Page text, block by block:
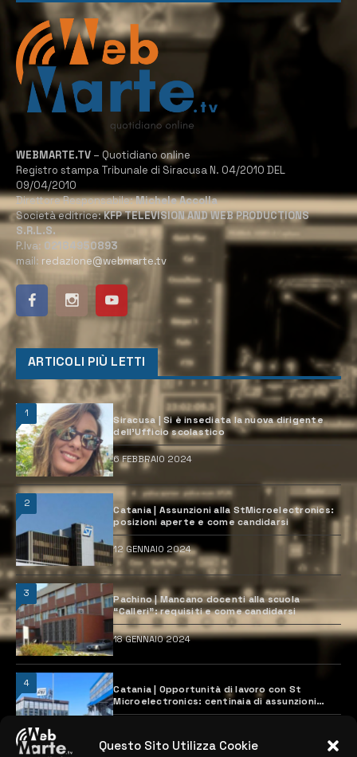
Questo Sito Utilizza Cookie
WEBMARTE.TV – Quotidiano online
Registro stampa Tribunale di Siracusa N. 04/2010 DEL
09/04/2010
Direttore Responsabile:Michele Accolla
Società editrice:KFP TELEVISION AND WEB PRODUCTIONS
S.R.L.S.
P.Iva: 02184950893
mail: redazione@webmarte.tv
ARTICOLI PIÙ LETTI
1
Siracusa | Si è insediata la nuova dirigente
dell’Ufficio scolastico
6 FEBBRAIO 2024
2
Catania | Assunzioni alla StMicroelectronics:
posizioni aperte e come candidarsi
12 GENNAIO 2024
3
Pachino | Mancano docenti alla scuola
“Calleri”: requisiti e come candidarsi
18 GENNAIO 2024
4
Catania | Opportunità di lavoro con St
Microelectronics: centinaia di assunzioni
previste